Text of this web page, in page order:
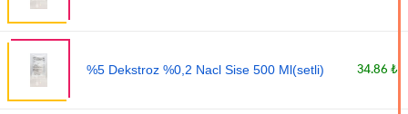
%5 Dekstroz %0,2 Nacl Sise 500 Ml(setli) 34.86 ₺